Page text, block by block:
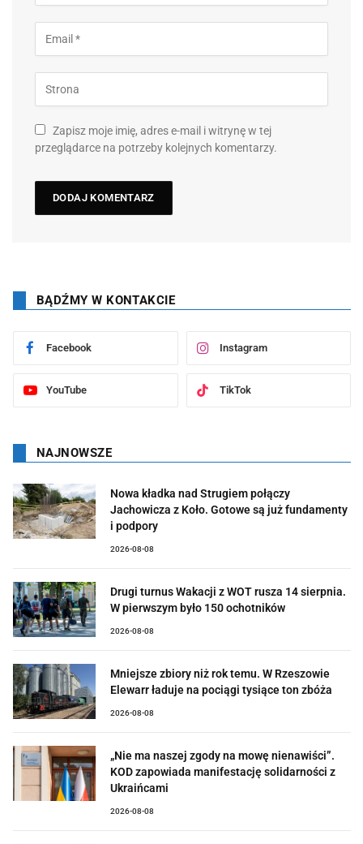
Zapisz moje imię, adres e-mail i witrynę w tej
przeglądarce na potrzeby kolejnych komentarzy.
BĄDŹMY W KONTAKCIE
Facebook Instagram
YouTube TikTok
NAJNOWSZE
Nowa kładka nad Strugiem połączy
Jachowicza z Koło. Gotowe są już fundamenty
i podpory
2026-08-08
Drugi turnus Wakacji z WOT rusza 14 sierpnia.
W pierwszym było 150 ochotników
2026-08-08
Mniejsze zbiory niż rok temu. W Rzeszowie
Elewarr ładuje na pociągi tysiące ton zbóża
2026-08-08
„Nie ma naszej zgody na mowę nienawiści”.
KOD zapowiada manifestację solidarności z
Ukraińcami
2026-08-08